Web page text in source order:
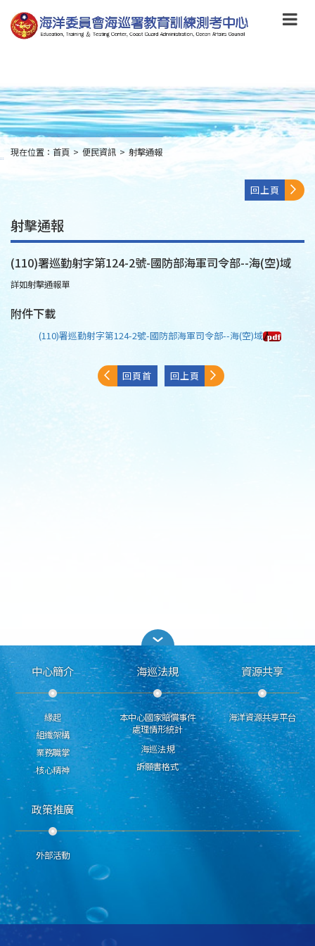
到
主
要
to
main
content
:::
現在位置： 首頁 > 便民資訊 > 射擊通報
回上頁
射擊通報
(110)署巡勤射字第124-2號-國防部海軍司令部--海(空)域
詳如射擊通報單
附件下載
(110)署巡勤射字第124-2號-國防部海軍司令部--海(空)域
回頁首 回上頁
中心簡介
緣起
組織架構
業務職掌
核心精神
海巡法規
本中心國家賠償事件
處理情形統計
海巡法規
訴願書格式
資源共享
海洋資源共享平台
政策推廣
外部活動